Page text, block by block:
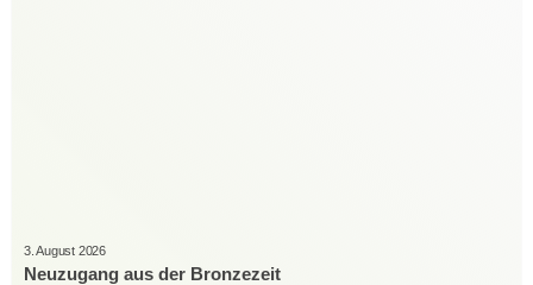
3. August 2026
Neuzugang aus der Bronzezeit